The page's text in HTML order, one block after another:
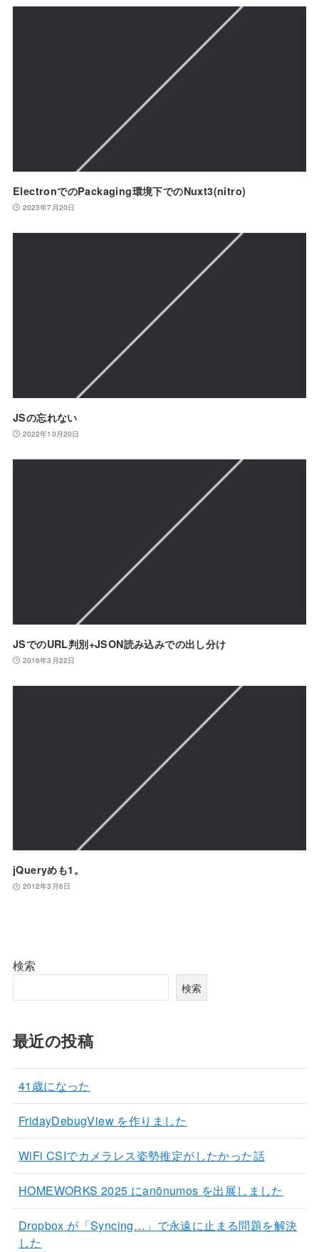
ElectronでのPackaging環境下でのNuxt3(nitro)
2023年7月20日
JSの忘れない
2022年10月20日
JSでのURL判別+JSON読み込みでの出し分け
2016年3月22日
jQueryめも1。
2012年3月6日
検索
検索
最近の投稿
41歳になった
FridayDebugView を作りました
WiFi CSIでカメラレス姿勢推定がしたかった話
HOMEWORKS 2025 にanōnumos を出展しました
Dropbox が「Syncing…」で永遠に止まる問題を解決
した